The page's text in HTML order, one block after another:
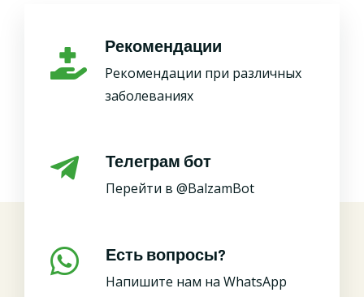
Рекомендации
Рекомендации при различных
заболеваниях
Телеграм бот
Перейти в @BalzamBot
Есть вопросы?
Напишите нам на WhatsApp